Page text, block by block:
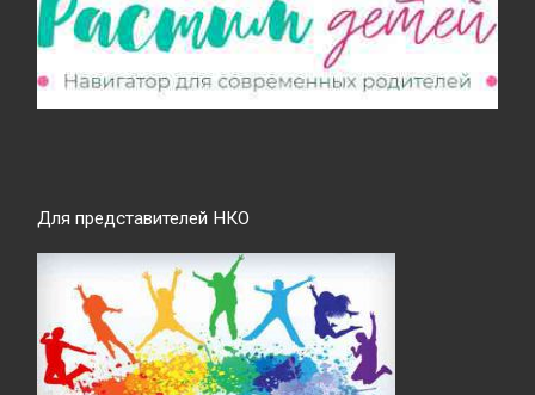
Для представителей НКО